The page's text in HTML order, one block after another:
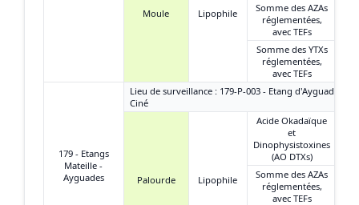
Moule Lipophile
Somme des AZAs
réglementées,
avec TEFs
Somme des YTXs
réglementées,
avec TEFs
179 - Etangs
Mateille -
Ayguades
Lieu de surveillance : 179-P-003 - Etang d'Ayguades -
Ciné
Palourde Lipophile
Acide Okadaïque
et
Dinophysistoxines
(AO DTXs)
Somme des AZAs
réglementées,
avec TEFs